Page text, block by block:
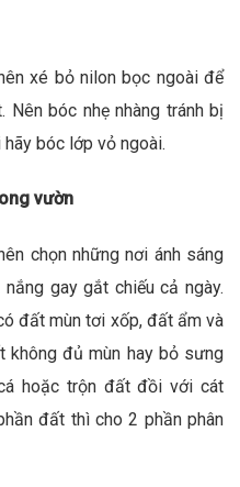
xé bỏ nilon bọc ngoài để
Nên bóc nhẹ nhàng tránh bị
bóc lớp vỏ ngoài.
vườn
chọn những nơi ánh sáng
gay gắt chiếu cả ngày.
đất mùn tơi xốp, đất ẩm và
không đủ mùn hay bỏ sưng
hoặc trộn đất đồi với cát
đất thì cho 2 phần phân